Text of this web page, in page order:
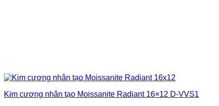
Kim cương nhân tạo Moissanite Radiant 16×12 D-VVS1